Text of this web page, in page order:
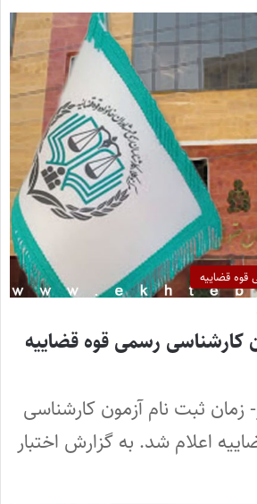
قوه قضاییه
کارشناسی رسمی قوه قضاییه
زمان ثبت نام آزمون کارشناسی
قوه قضاییه اعلام شد. به گزارش اختبار